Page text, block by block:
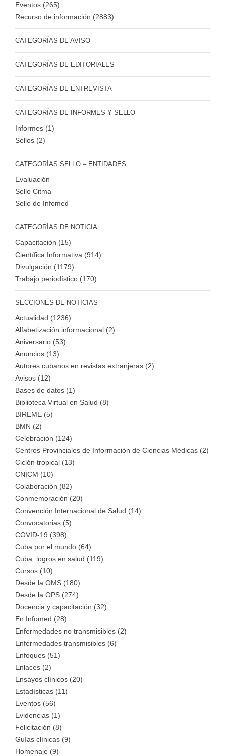
Eventos (265)
Recurso de información (2883)
CATEGORÍAS DE AVISO
CATEGORÍAS DE EDITORIALES
CATEGORÍAS DE ENTREVISTA
CATEGORÍAS DE INFORMES Y SELLO
Informes (1)
Sellos (2)
CATEGORÍAS SELLO – ENTIDADES
Evaluación
Sello Citma
Sello de Infomed
CATEGORÍAS DE NOTICIA
Capacitación (15)
Científica Informativa (914)
Divulgación (1179)
Trabajo periodístico (170)
SECCIONES DE NOTICIAS
Actualidad (1236)
Alfabetización informacional (2)
Aniversario (53)
Anuncios (13)
Autores cubanos en revistas extranjeras (2)
Avisos (12)
Bases de datos (1)
Biblioteca Virtual en Salud (8)
BIREME (5)
BMN (2)
Celebración (124)
Centros Provinciales de Información de Ciencias Médicas (2)
Ciclón tropical (13)
CNICM (10)
Colaboración (82)
Conmemoración (20)
Convención Internacional de Salud (14)
Convocatorias (5)
COVID-19 (398)
Cuba por el mundo (64)
Cuba: logros en salud (119)
Cursos (10)
Desde la OMS (180)
Desde la OPS (274)
Docencia y capacitación (32)
En Infomed (28)
Enfermedades no transmisibles (2)
Enfermedades transmisibles (6)
Enfoques (51)
Enlaces (2)
Ensayos clínicos (20)
Estadísticas (11)
Eventos (56)
Evidencias (1)
Felicitación (8)
Guías clínicas (9)
Homenaje (9)